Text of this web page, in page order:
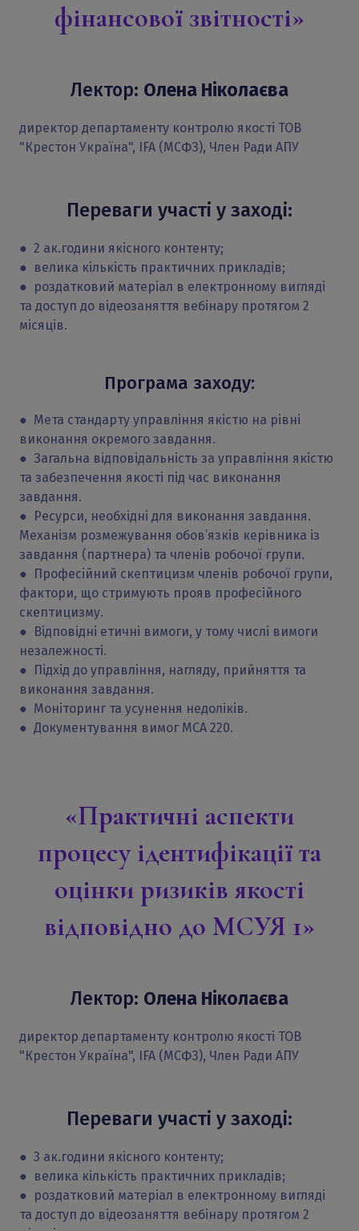
фінансової звітності»
Лектор: Олена Ніколаєва
директор департаменту контролю якості ТОВ
"Крестон Україна", IFA (МСФЗ), Член Ради АПУ
Переваги участі у заході:
● 2 ак.години якісного контенту;
● велика кількість практичних прикладів;
● роздатковий матеріал в електронному вигляді
та доступ до відеозаняття вебінару протягом 2
місяців.
Програма заходу:
● Мета стандарту управління якістю на рівні
виконання окремого завдання.
● Загальна відповідальність за управління якістю
та забезпечення якості під час виконання
завдання.
● Ресурси, необхідні для виконання завдання.
Механізм розмежування обов’язків керівника із
завдання (партнера) та членів робочої групи.
● Професійний скептицизм членів робочої групи,
фактори, що стримують прояв професійного
скептицизму.
● Відповідні етичні вимоги, у тому числі вимоги
незалежності.
● Підхід до управління, нагляду, прийняття та
виконання завдання.
● Моніторинг та усунення недоліків.
● Документування вимог МСА 220.
«Практичні аспекти
процесу ідентифікації та
оцінки ризиків якості
відповідно до МСУЯ 1»
Лектор: Олена Ніколаєва
директор департаменту контролю якості ТОВ
"Крестон Україна", IFA (МСФЗ), Член Ради АПУ
Переваги участі у заході:
● 3 ак.години якісного контенту;
● велика кількість практичних прикладів;
● роздатковий матеріал в електронному вигляді
та доступ до відеозаняття вебінару протягом 2